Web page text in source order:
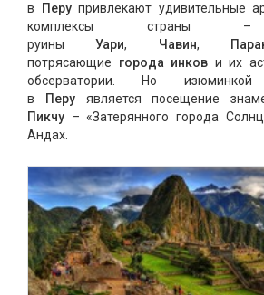
в
Перупривлекают удивительные
комплексы страны –
руиныУари, Чавин,
потрясающие города инков и их
обсерватории. Но изюминкой
в
Перуявляется посещение
Пикчу – «Затерянного города
Андах.